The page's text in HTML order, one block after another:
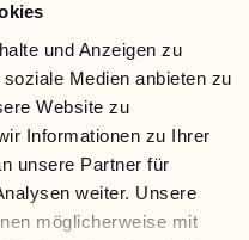
und Anzeigen zu
Medien anbieten zu
Website zu
Informationen zu Ihrer
unsere Partner für
weiter. Unsere
möglicherweise mit
seinem Pioniergeist
"loto" an. Bei der
Faktoren eine Rolle,
die Möglichkeit des